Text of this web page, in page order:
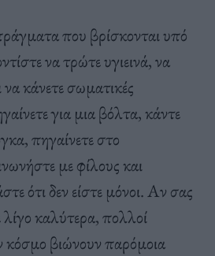
που βρίσκονται υπό
να τρώτε υγιεινά, να
κάνετε σωματικές
για μια βόλτα, κάντε
πηγαίνετε στο
με φίλους και
ότι δεν είστε μόνοι. Αν σας
λίγο καλύτερα, πολλοί
κόσμο βιώνουν παρόμοια